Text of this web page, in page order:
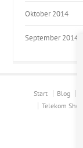
Oktober 2014
September 2014
Start Blog
Telekom Shop